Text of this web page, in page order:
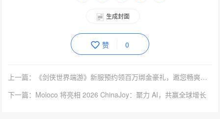
生成封面
赞 0
上一篇：《剑侠世界端游》新服预约领百万绑金豪礼，邀您畅爽酣战，燃放群战激情
下一篇：Moloco 将亮相 2026 ChinaJoy：聚力 AI，共赢全球增长